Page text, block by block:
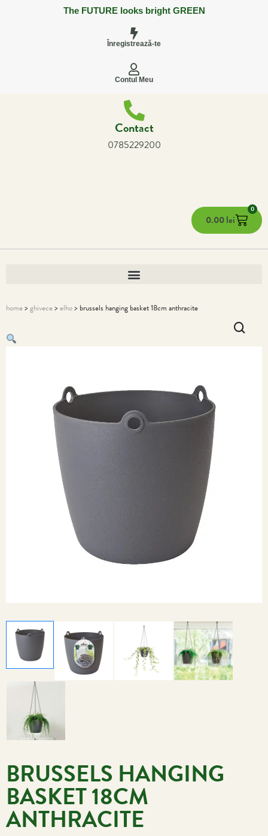
The FUTURE looks bright GREEN
Înregistrează-te
Contul Meu
Contact
0785229200
0.00lei
0
home>ghivece>elho> brussels hanging basket 18cm anthracite
BRUSSELS HANGING
BASKET 18CM
ANTHRACITE